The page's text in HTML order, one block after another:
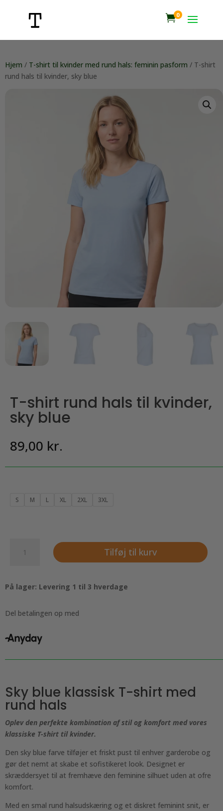
0
Hjem / T-shirt til kvinder med rund hals: feminin pasform / T-shirt
rund hals til kvinder, sky blue
T-shirt rund hals til kvinder,
sky blue
89,00 kr.
S M L XL 2XL 3XL
til
sky
antal
Tilføj til kurv
På lager: Levering 1 til 3 hverdage
Del betalingen op med
Sky blue klassisk T-shirt med
rund hals
Oplev den perfekte kombination af stil og komfort med vores
klassiske T-shirt til kvinder.
Den sky blue farve tilføjer et friskt pust til enhver garderobe og
gør det nemt at skabe et sofistikeret look. Designet er
skræddersyet til at fremhæve den feminine silhuet uden at ofre
komfort.
Med en smal rund halsudskæring og et diskret feminint snit, er